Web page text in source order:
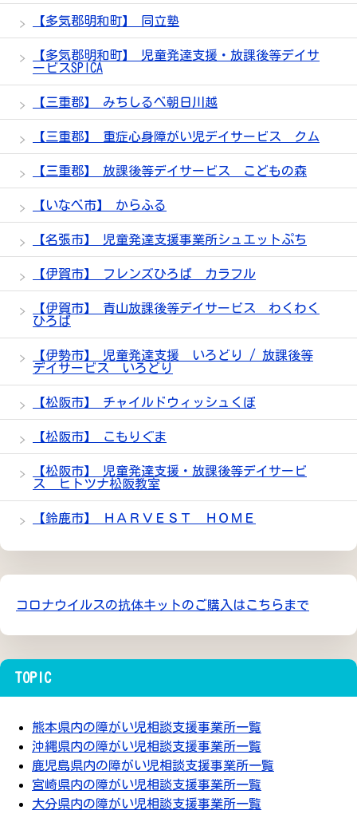
【多気郡明和町】 同立塾
【多気郡明和町】 児童発達支援・放課後等デイサ
ービスSPICA
【三重郡】 みちしるべ朝日川越
【三重郡】 重症心身障がい児デイサービス クム
【三重郡】 放課後等デイサービス こどもの森
【いなべ市】 からふる
【名張市】 児童発達支援事業所シュエットぷち
【伊賀市】 フレンズひろば カラフル
【伊賀市】 青山放課後等デイサービス わくわく
ひろば
【伊勢市】 児童発達支援 いろどり / 放課後等
デイサービス いろどり
【松阪市】 チャイルドウィッシュくぼ
【松阪市】 こもりぐま
【松阪市】 児童発達支援・放課後等デイサービ
ス ヒトツナ松阪教室
【鈴鹿市】 ＨＡＲＶＥＳＴ ＨＯＭＥ
コロナウイルスの抗体キットのご購入はこちらまで
TOPIC
熊本県内の障がい児相談支援事業所一覧
沖縄県内の障がい児相談支援事業所一覧
鹿児島県内の障がい児相談支援事業所一覧
宮崎県内の障がい児相談支援事業所一覧
大分県内の障がい児相談支援事業所一覧